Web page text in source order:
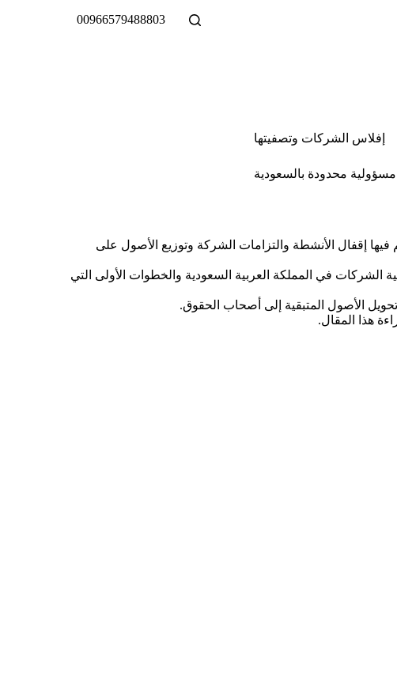
00966579488803
إفلاس الشركات وتصفيتها
محدودة بالسعودية
إقفال الأنشطة والتزامات الشركة وتوزيع الأصول على
في المملكة العربية السعودية والخطوات الأولى التي
الأصول المتبقية إلى أصحاب الحقوق.
هذا المقال.